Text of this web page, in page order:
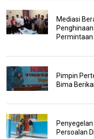
Mediasi
Pimpin
Bima
Penyegelan
Persoalan